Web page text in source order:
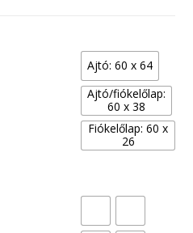
Ajtó: 60 x 64
Ajtó/fiókelőlap:
60 x 38
Fiókelőlap: 60 x
26